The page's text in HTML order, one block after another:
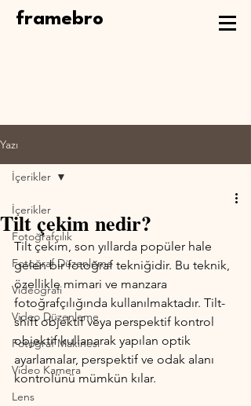
framebro
Yazı
İçerikler
Fotoğrafçılık
Fotoğraf Düzenleme
Videografi
Video Düzenleme
Fotoğraf Makinesi
Video Kamera
Lens
İçerikler
Tilt çekim nedir?
Tilt çekim, son yıllarda popüler hale
gelen bir fotoğraf tekniğidir. Bu teknik,
özellikle mimari ve manzara
fotoğrafçılığında kullanılmaktadır. Tilt-
shift objektif veya perspektif kontrol
objektif kullanarak yapılan optik
ayarlamalar, perspektif ve odak alanı
kontrolünü mümkün kılar.